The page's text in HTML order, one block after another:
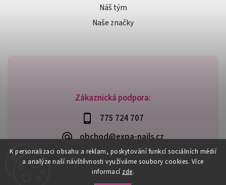
K personalizaci obsahu a reklam, poskytování funkcí sociálních médií
a analýze naší návštěvnosti využíváme soubory cookies. Více
informací zde.
Zákaznická podpora:
775 724 707
obchod@expa-nails.cz
Náš tým
Naše značky